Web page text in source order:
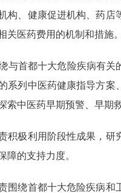
构、健康促进机构、药
关医药费用的机制和措施
首都十大危险疾病有关
系列中医药健康指导方
索中医药早期预警、早期
极利用阶段性成果，研
障的支持力度。
绕首都十大危险疾病和